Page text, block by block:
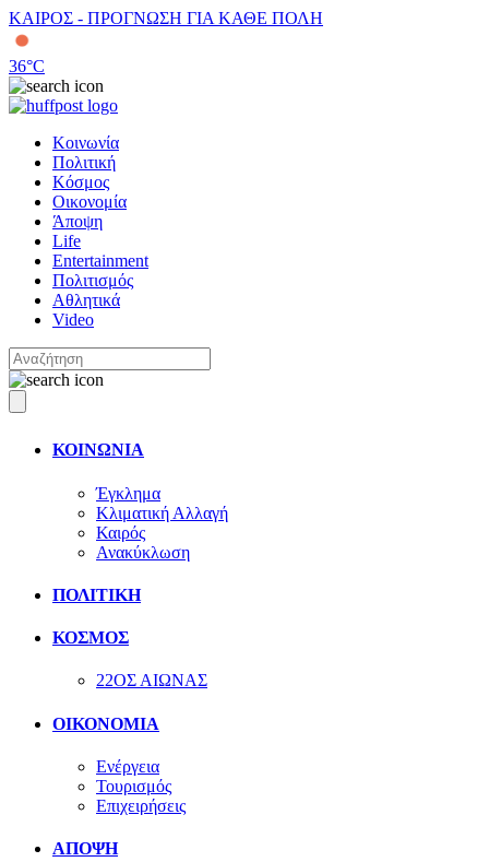
ΚΑΙΡΟΣ - ΠΡΟΓΝΩΣΗ ΓΙΑ ΚΑΘΕ ΠΟΛΗ
36°C
Κοινωνία
Πολιτική
Κόσμος
Οικονομία
Άποψη
Life
Entertainment
Πολιτισμός
Αθλητικά
Video
ΚΟΙΝΩΝΙΑ
Έγκλημα
Κλιματική Αλλαγή
Καιρός
Ανακύκλωση
ΠΟΛΙΤΙΚΗ
ΚΟΣΜΟΣ
22ΟΣ ΑΙΩΝΑΣ
ΟΙΚΟΝΟΜΙΑ
Ενέργεια
Τουρισμός
Επιχειρήσεις
ΑΠΟΨΗ